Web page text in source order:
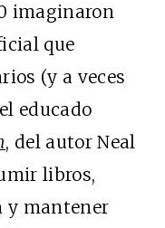
imaginaron
que
(y a veces
educado
, del autor Neal
libros,
y mantener